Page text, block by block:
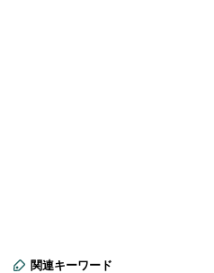
関連キーワード